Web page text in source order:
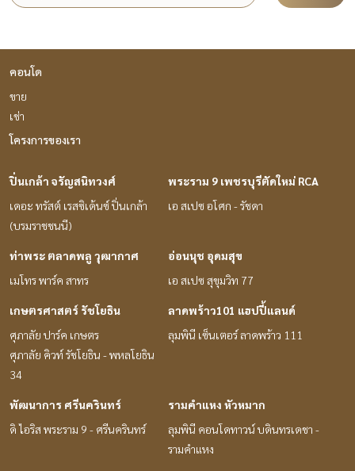
คอนโด
ขาย
เช่า
โครงการของเรา
ปิ่นเกล้า จรัญสนิทวงศ์
เดอะ ทรัสต์ เรสซิเด้นซ์ ปิ่นเกล้า
(บรมราชชนนี)
พระราม 9 เพชรบุรีตัดใหม่ RCA
เอ สเปซ อโศก - รัชดา
ท่าพระ ตลาดพลู วุฒากาศ
เมโทร พาร์ค สาทร
อ่อนนุช อุดมสุข
เอ สเปซ สุขุมวิท 77
เกษตรศาสตร์ รัชโยธิน
ศุภาลัย ปาร์ค เกษตร
ศุภาลัย คิวท์ รัชโยธิน - พหลโยธิน
34
ลาดพร้าว101 แฮปปี้แลนด์
ลุมพินี เซ็นเตอร์ ลาดพร้าว 111
พัฒนาการ ศรีนครินทร์
ดิ ไอริส พระราม 9 - ศรีนครินทร์
รามคำแหง หัวหมาก
ลุมพินี คอนโดทาวน์ บดินทรเดชา -
รามคำแหง